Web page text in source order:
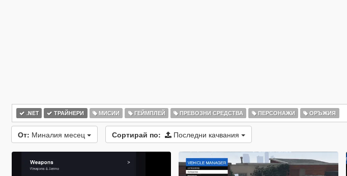
.NET ТРАЙНЕРИ МИСИИ ГЕЙМПЛЕЙ ПРЕВОЗНИ СРЕДСТВА ПЕРСОНАЖИ ОРЪЖИЯ
От: Миналия месец Сортирай по: Последни качвания